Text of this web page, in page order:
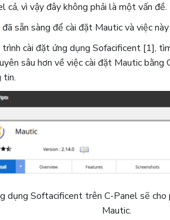
cả, vì vậy đây không phải là một vấn đề.
đã sẵn sàng để cài đặt Mautic ​​và việc
trình cài đặt ứng dụng Sofacificent [1],
sâu hơn về việc cài đặt Mautic ​​bằng
tin.
dụng Softacificent trên C-Panel sẽ cho
Mautic.